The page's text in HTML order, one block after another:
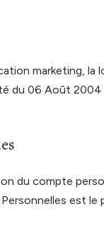
marketing, la
du 06 Août 2004
du compte
est le